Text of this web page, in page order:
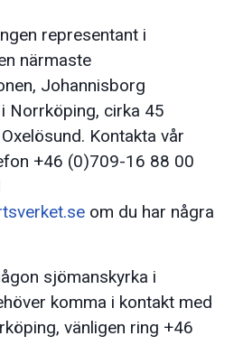
representant i
närmaste
Johannisborg
Norrköping, cirka 45
Kontakta vår
+46 (0)709-16 88 00
om du har några
sjömanskyrka i
komma i kontakt med
vänligen ring +46